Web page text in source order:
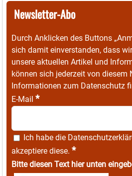
Newsletter-Abo
Durch Anklicken des Buttons
sich damit einverstanden, dass
unsere aktuellen Artikel und
können sich jederzeit von diesem
Informationen zum Datenschutz
E-Mail *
Ich habe die
akzeptiere diese. *
Bitte diesen Text hier unten